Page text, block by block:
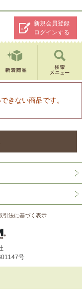
新規会員登録
ログインする
きない商品です。
引法に基づく表示
号